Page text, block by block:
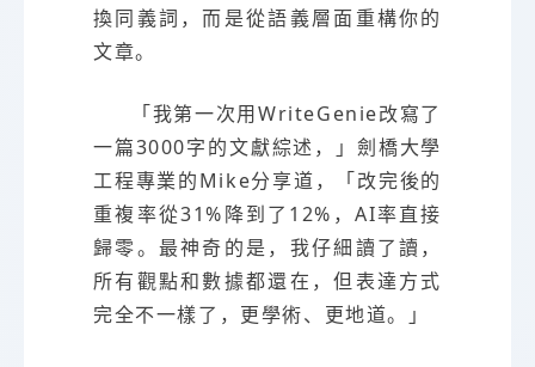
換同義詞，而是從語義層面重構你的
文章。
「我第一次用WriteGenie改寫了
一篇3000字的文獻綜述，」劍橋大學
工程專業的Mike分享道，「改完後的
重複率從31%降到了12%，AI率直接
歸零。最神奇的是，我仔細讀了讀，
所有觀點和數據都還在，但表達方式
完全不一樣了，更學術、更地道。」